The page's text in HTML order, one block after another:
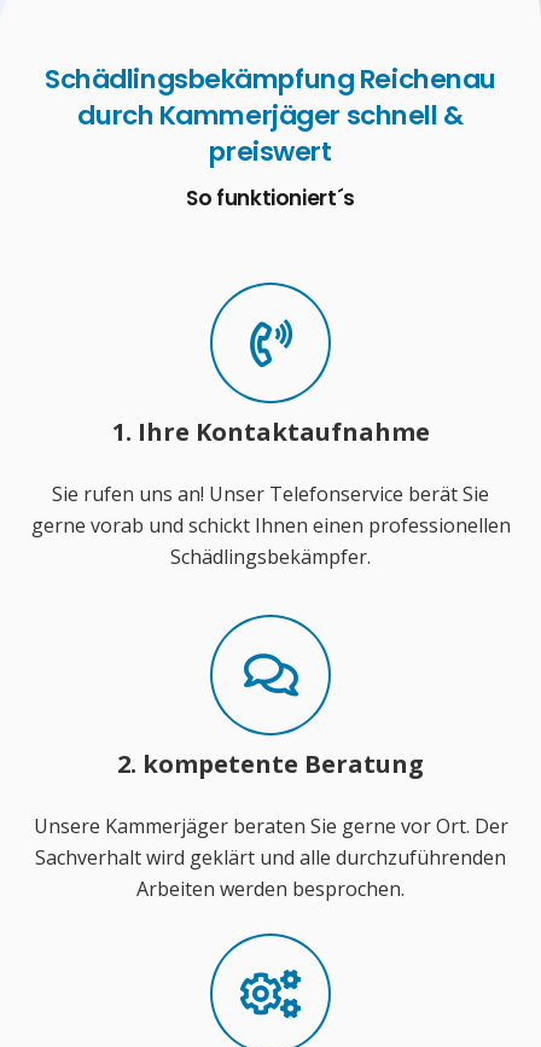
Schädlingsbekämpfung Reichenau
durch Kammerjäger schnell &
preiswert
So funktioniert´s
1. Ihre Kontaktaufnahme
Sie rufen uns an! Unser Telefonservice berät Sie
gerne vorab und schickt Ihnen einen professionellen
Schädlingsbekämpfer.
2. kompetente Beratung
Unsere Kammerjäger beraten Sie gerne vor Ort. Der
Sachverhalt wird geklärt und alle durchzuführenden
Arbeiten werden besprochen.